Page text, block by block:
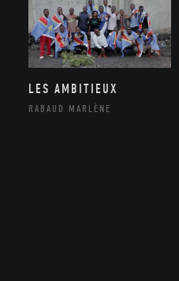
LES AMBITIEUX
RABAUD MARLÈNE